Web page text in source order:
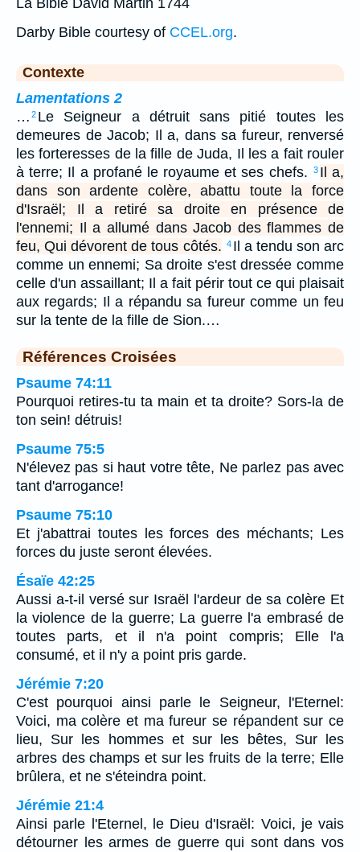
La Bible David Martin 1744
Darby Bible courtesy of CCEL.org.
Contexte
Lamentations 2
… 2 Le Seigneur a détruit sans pitié toutes les
demeures de Jacob; Il a, dans sa fureur, renversé
les forteresses de la fille de Juda, Il les a fait rouler
à terre; Il a profané le royaume et ses chefs.
3 Il a,
dans son ardente colère, abattu toute la force
d'Israël; Il a retiré sa droite en présence de
l'ennemi; Il a allumé dans Jacob des flammes de
feu, Qui dévorent de tous côtés. 4 Il a tendu son arc
comme un ennemi; Sa droite s'est dressée comme
celle d'un assaillant; Il a fait périr tout ce qui plaisait
aux regards; Il a répandu sa fureur comme un feu
sur la tente de la fille de Sion.…
Références Croisées
Psaume 74:11
Pourquoi retires-tu ta main et ta droite? Sors-la de
ton sein! détruis!
Psaume 75:5
N'élevez pas si haut votre tête, Ne parlez pas avec
tant d'arrogance!
Psaume 75:10
Et j'abattrai toutes les forces des méchants; Les
forces du juste seront élevées.
Ésaïe 42:25
Aussi a-t-il versé sur Israël l'ardeur de sa colère Et
la violence de la guerre; La guerre l'a embrasé de
toutes parts, et il n'a point compris; Elle l'a
consumé, et il n'y a point pris garde.
Jérémie 7:20
C'est pourquoi ainsi parle le Seigneur, l'Eternel:
Voici, ma colère et ma fureur se répandent sur ce
lieu, Sur les hommes et sur les bêtes, Sur les
arbres des champs et sur les fruits de la terre; Elle
brûlera, et ne s'éteindra point.
Jérémie 21:4
Ainsi parle l'Eternel, le Dieu d'Israël: Voici, je vais
détourner les armes de guerre qui sont dans vos